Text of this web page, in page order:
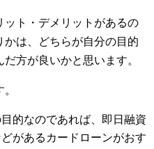
ト・デメリットがあるの
は、どちらが自分の目的
方が良いかと思います。
的なのであれば、即日融資
があるカードローンがおす